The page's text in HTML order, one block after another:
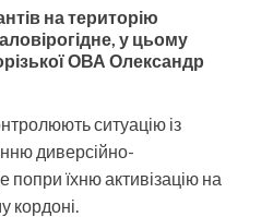
на територію
у цьому
ОВА Олександр
ситуацію із
диверсійно-
попри їхню активізацію на
кордоні.